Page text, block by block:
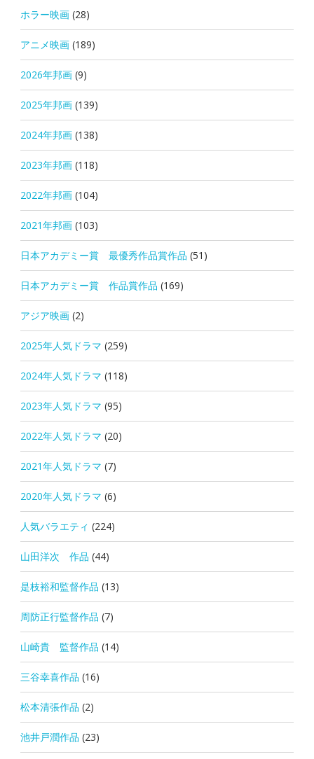
ホラー映画 (28)
アニメ映画 (189)
2026年邦画 (9)
2025年邦画 (139)
2024年邦画 (138)
2023年邦画 (118)
2022年邦画 (104)
2021年邦画 (103)
日本アカデミー賞 最優秀作品賞作品 (51)
日本アカデミー賞 作品賞作品 (169)
アジア映画 (2)
2025年人気ドラマ (259)
2024年人気ドラマ (118)
2023年人気ドラマ (95)
2022年人気ドラマ (20)
2021年人気ドラマ (7)
2020年人気ドラマ (6)
人気バラエティ (224)
山田洋次 作品 (44)
是枝裕和監督作品 (13)
周防正行監督作品 (7)
山崎貴 監督作品 (14)
三谷幸喜作品 (16)
松本清張作品 (2)
池井戸潤作品 (23)